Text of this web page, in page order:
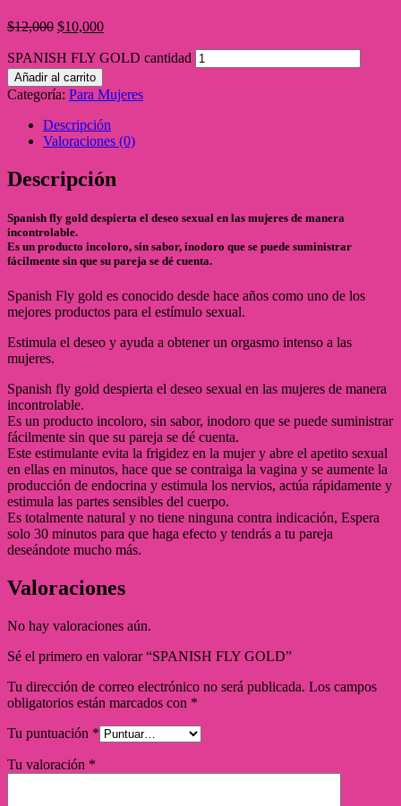
$12,000 $10,000
SPANISH FLY GOLD cantidad
Añadir al carrito
Categoría: Para Mujeres
Descripción
Valoraciones (0)
Descripción
Spanish fly gold despierta el deseo sexual en las mujeres de manera
incontrolable.
Es un producto incoloro, sin sabor, inodoro que se puede suministrar
fácilmente sin que su pareja se dé cuenta.
Spanish Fly gold es conocido desde hace años como uno de los
mejores productos para el estímulo sexual.
Estimula el deseo y ayuda a obtener un orgasmo intenso a las
mujeres.
Spanish fly gold despierta el deseo sexual en las mujeres de manera
incontrolable.
Es un producto incoloro, sin sabor, inodoro que se puede suministrar
fácilmente sin que su pareja se dé cuenta.
Este estimulante evita la frigidez en la mujer y abre el apetito sexual
en ellas en minutos, hace que se contraiga la vagina y se aumente la
producción de endocrina y estimula los nervios, actúa rápidamente y
estimula las partes sensibles del cuerpo.
Es totalmente natural y no tiene ninguna contra indicación, Espera
solo 30 minutos para que haga efecto y tendrás a tu pareja
deseándote mucho más.
Valoraciones
No hay valoraciones aún.
Sé el primero en valorar “SPANISH FLY GOLD”
Tu dirección de correo electrónico no será publicada. Los campos
obligatorios están marcados con *
Tu puntuación *
Tu valoración *